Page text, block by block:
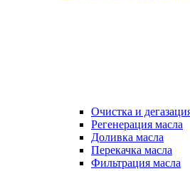
Очистка и
Регенерация масла
Доливка масла
Перекачка масла
Фильтрация масла